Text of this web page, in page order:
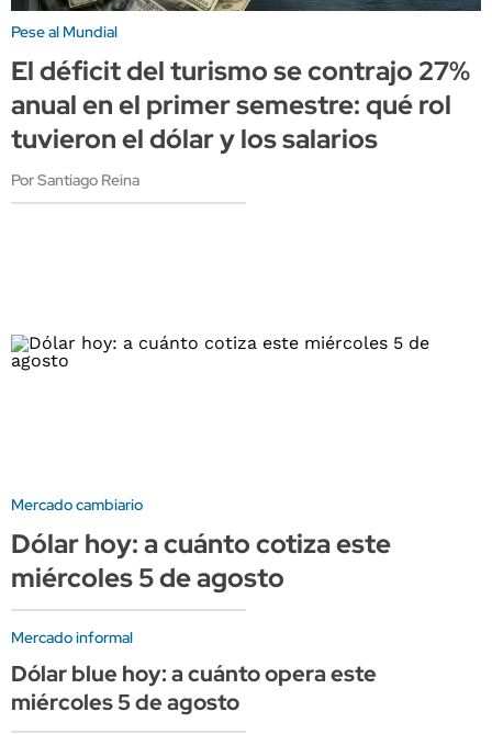
Pese al Mundial
El déficit del turismo se contrajo 27%
anual en el primer semestre: qué rol
tuvieron el dólar y los salarios
Por Santiago Reina
Mercado cambiario
Dólar hoy: a cuánto cotiza este
miércoles 5 de agosto
Mercado informal
Dólar blue hoy: a cuánto opera este
miércoles 5 de agosto